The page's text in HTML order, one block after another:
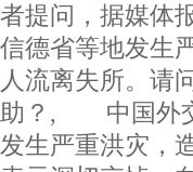
者提问，据媒体
信德省等地发生
人流离失所。请
助？, 中国外交
发生严重洪灾，